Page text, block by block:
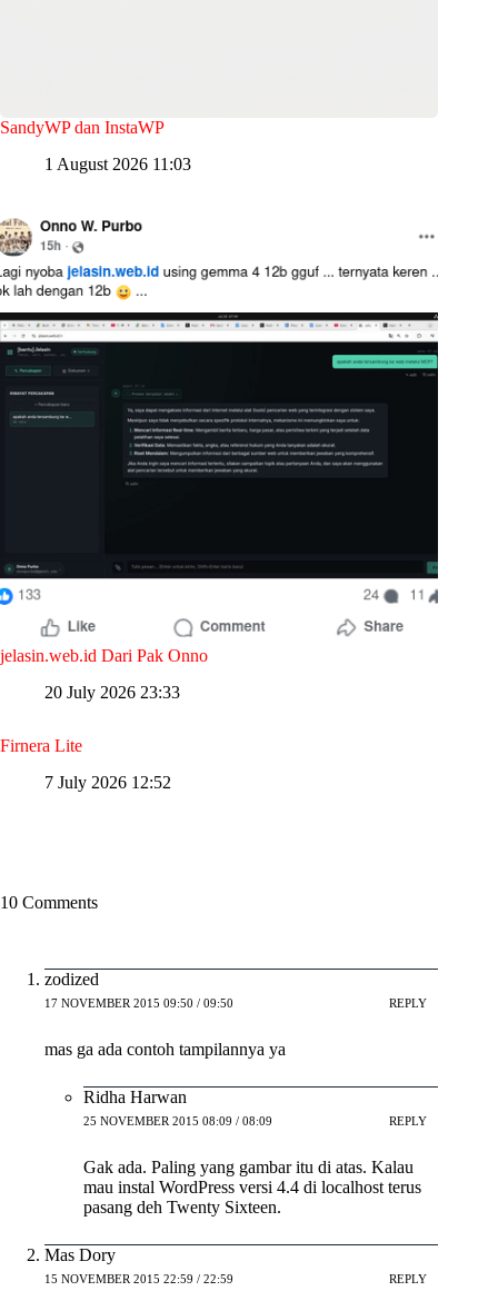
SandyWP dan InstaWP
1 August 2026 11:03
jelasin.web.id Dari Pak Onno
20 July 2026 23:33
Firnera Lite
7 July 2026 12:52
10 Comments
zodized
17 NOVEMBER 2015 09:50 / 09:50 REPLY
mas ga ada contoh tampilannya ya
Ridha Harwan
25 NOVEMBER 2015 08:09 / 08:09 REPLY
Gak ada. Paling yang gambar itu di atas. Kalau
mau instal WordPress versi 4.4 di localhost terus
pasang deh Twenty Sixteen.
Mas Dory
15 NOVEMBER 2015 22:59 / 22:59 REPLY